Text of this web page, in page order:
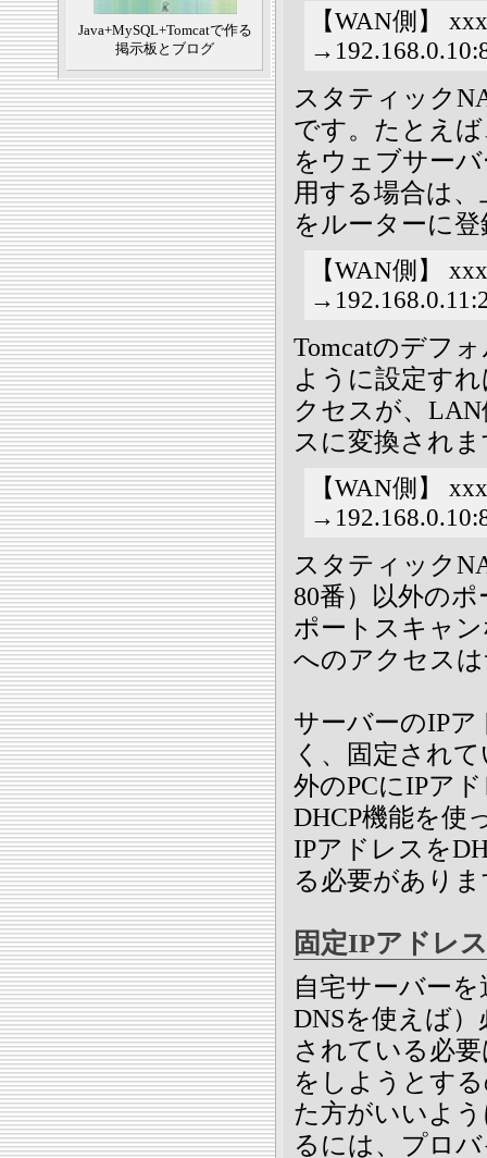
Java+MySQL+Tomcatで作る
掲示板とブログ
【WAN側】
スタティック
です。たとえ
をウェブサーバ
用する場合は
をルーターに
【WAN側】
Tomcatのデフ
ように設定す
クセスが、
スに変換され
【WAN側】
スタティック
80番）以外の
ポートスキャ
へのアクセス
サーバーのIP
く、固定され
外のPCにIPア
DHCP機能を使
IPアドレスを
る必要があり
固定IPアドレ
自宅サーバー
DNSを使えば
されている必
をしようとす
た方がいいよ
るには、プロ